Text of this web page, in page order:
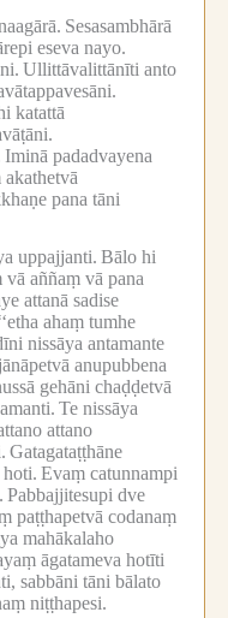
Sesasambhārā
eseva nayo.
Ullittāvalittānīti anto
katattā
Iminā padadvayena
pana tāni
uppajjanti. Bālo hi
aññaṃ vā pana
attanā sadise
ahaṃ tumhe
nissāya antamante
anupubbena
gehāni chaḍḍetvā
Te nissāya
attano
Gatagataṭṭhāne
hoti. Evaṃ catunnampi
Pabbajjitesupi dve
paṭṭhapetvā codanaṃ
mahākalaho
āgatameva hotīti
sabbāni tāni bālato
niṭṭhapesi.